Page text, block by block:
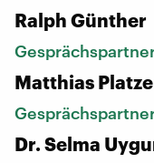
Ralph Günther
Matthias
Dr. Selma